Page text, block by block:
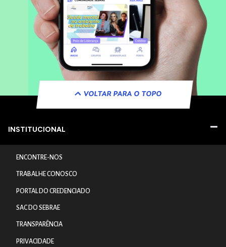
VOLTAR PARA O TOPO
INSTITUCIONAL
ENCONTRE-NOS
TRABALHE CONOSCO
PORTAL DO CREDENCIADO
SAC DO SEBRAE
TRANSPARÊNCIA
PRIVACIDADE